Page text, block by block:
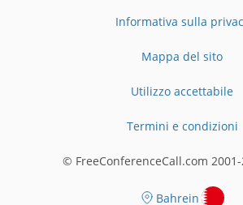
Informativa sulla
Mappa del sito
Utilizzo accettabile
Termini e condizioni
© FreeConferenceCall.com 2001-
Bahrein